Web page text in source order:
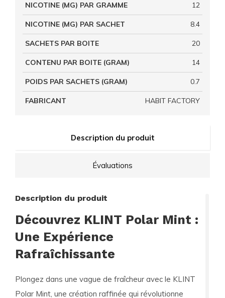
Description du produit
Évaluations
Description du produit
Découvrez KLINT Polar Mint :
Une Expérience
Rafraîchissante
Plongez dans une vague de fraîcheur avec le KLINT
Polar Mint, une création raffinée qui révolutionne
NICOTINE (MG) PAR GRAMME 12
NICOTINE (MG) PAR SACHET 8.4
SACHETS PAR BOITE 20
CONTENU PAR BOITE (GRAM) 14
POIDS PAR SACHETS (GRAM) 0.7
FABRICANT HABIT FACTORY